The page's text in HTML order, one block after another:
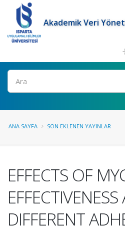
Akademik Veri
Ara
ANA SAYFA SON EKLENEN YAYINLAR
EFFECTS OF
DIFFERENT